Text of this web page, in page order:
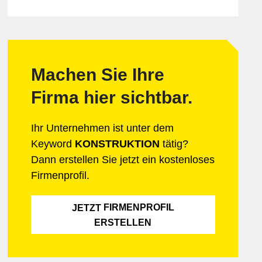
Bekleidung & Mode
Bildung & Coaching
Blumen & Garten
Chemie & Pharma
Design & Medien
Facility Management
Ferien & Reisen
Finanzen & Versicherungen
Freizeit & Unterhaltung
Hotellerie
Informatik & Web
Machen Sie Ihre
Firma hier sichtbar.
Ihr Unternehmen ist unter dem
Keyword KONSTRUKTION tätig?
Dann erstellen Sie jetzt ein kostenloses
Firmenprofil.
JETZT FIRMENPROFIL
ERSTELLEN